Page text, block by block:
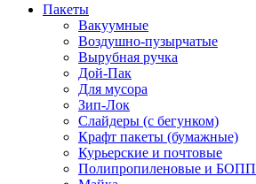
Пакеты
Вакуумные
Воздушно-пузырчатые
Вырубная ручка
Дой-Пак
Для мусора
Зип-Лок
Слайдеры (с бегунком)
Крафт пакеты (бумажные)
Курьерские и почтовые
Полипропиленовые и БОПП